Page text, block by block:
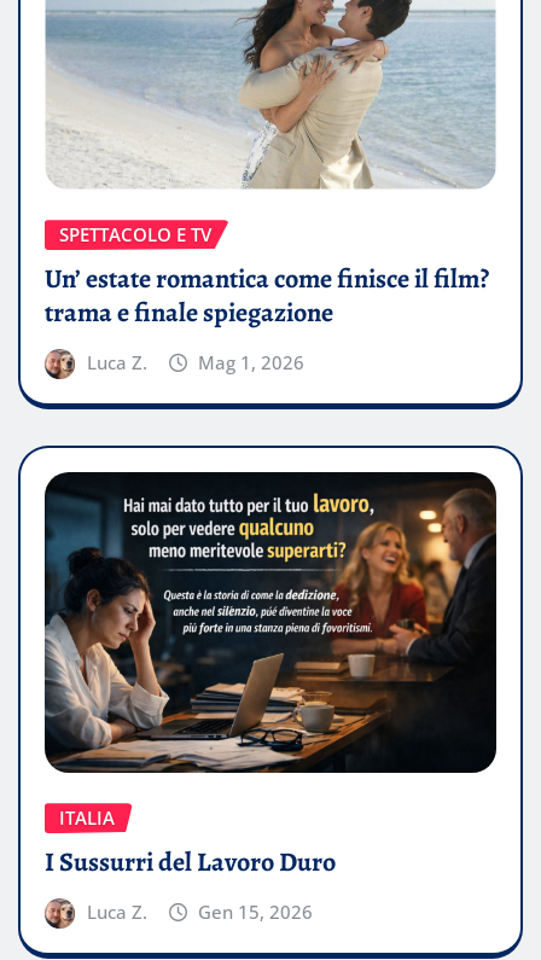
SPETTACOLO E TV
Un’ estate romantica come finisce il film?
trama e finale spiegazione
Luca Z. Mag 1, 2026
ITALIA
I Sussurri del Lavoro Duro
Luca Z. Gen 15, 2026